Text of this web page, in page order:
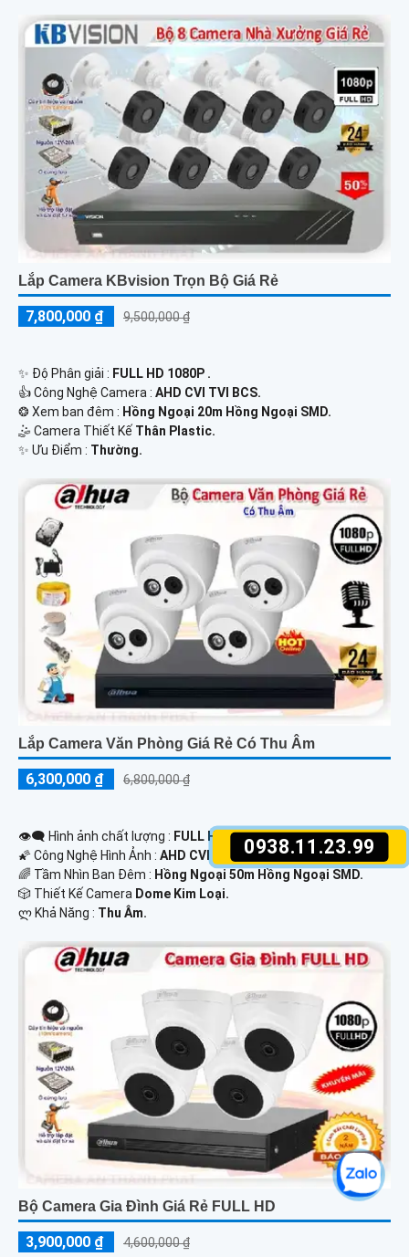
0938.11.23.99
Lắp Camera KBvision Trọn Bộ Giá Rẻ
7,800,000 ₫ 9,500,000 ₫
✨ Độ Phân giải : FULL HD 1080P .
👍 Công Nghệ Camera : AHD CVI TVI BCS.
❂ Xem ban đêm : Hồng Ngoại 20m Hồng Ngoại SMD.
🤹 Camera Thiết Kế Thân Plastic.
️✨ Ưu Điểm : Thường.
Lắp Camera Văn Phòng Giá Rẻ Có Thu Âm
6,300,000 ₫ 6,800,000 ₫
👁️‍🗨 Hình ảnh chất lượng : FULL HD 1080P .
🌠 Công Nghệ Hình Ảnh : AHD CVI TVI BCS.
🌈 Tầm Nhìn Ban Đêm : Hồng Ngoại 50m Hồng Ngoại SMD.
🎲 Thiết Kế Camera Dome Kim Loại.
️ლ Khả Năng : Thu Âm.
Bộ Camera Gia Đình Giá Rẻ FULL HD
3,900,000 ₫ 4,600,000 ₫